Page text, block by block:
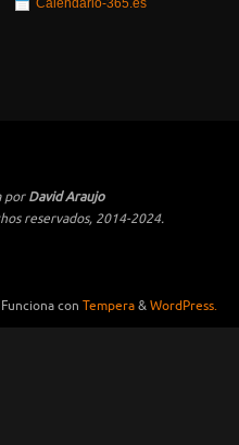
Calendario-365.es
porDavid Araujo
reservados, 2014-2024.
Funciona con Tempera&WordPress.